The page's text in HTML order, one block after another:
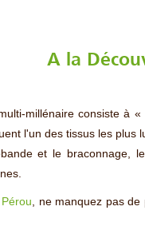
A la
millénaire consiste à
l'un des tissus les plus
et le braconnage,
, ne manquez pas de